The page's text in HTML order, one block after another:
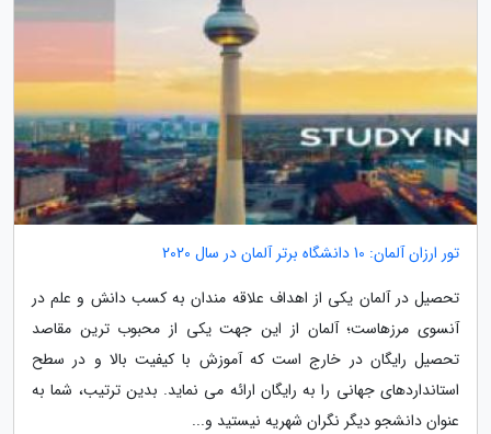
تور ارزان آلمان: 10 دانشگاه برتر آلمان در سال 2020
تحصیل در آلمان یکی از اهداف علاقه مندان به کسب دانش و علم در
آنسوی مرزهاست؛ آلمان از این جهت یکی از محبوب ترین مقاصد
تحصیل رایگان در خارج است که آموزش با کیفیت بالا و در سطح
استانداردهای جهانی را به رایگان ارائه می نماید. بدین ترتیب، شما به
عنوان دانشجو دیگر نگران شهریه نیستید و...